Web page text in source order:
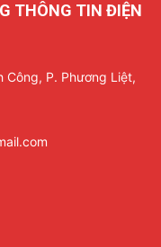
THÔNG TIN ĐIỆN
Công, P. Phương Liệt,